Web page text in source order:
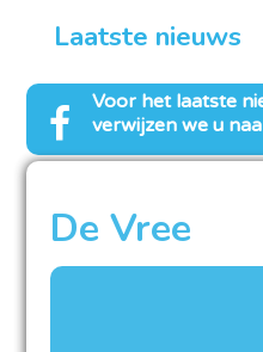
Laatste nieuws
Voor het laatste
verwijzen we u
De Vree